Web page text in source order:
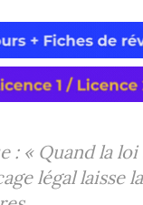
: « Quand la loi
légal laisse